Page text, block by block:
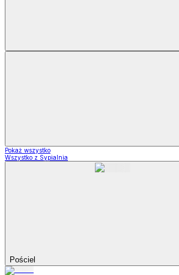
Pokaż wszystko
Wszystko z Sypialnia
Pościel